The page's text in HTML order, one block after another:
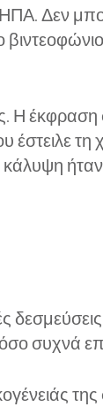
Δεν
Η
έστειλε
ήταν
συχνά